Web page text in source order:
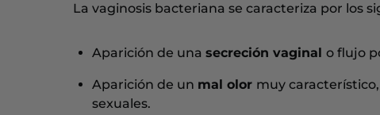
La vaginosis bacteriana se caracteriza por los
Aparición de una secreción vaginal o flujo
Aparición de un mal olor muy
sexuales.